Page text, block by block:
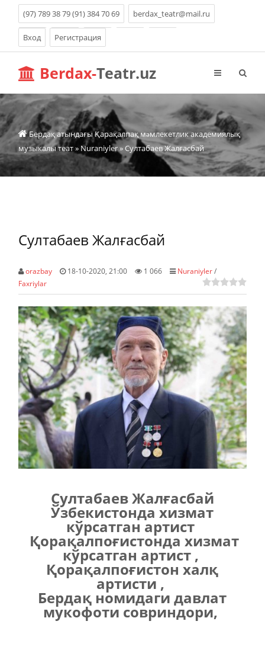
(97) 789 38 79 (91) 384 70 69 berdax_teatr@mail.ru
Вход Регистрация
Berdax-Teatr.uz
Бердақ атындағы Қарақалпақ мəмлекетлик академиялық
музыкалы теат» Nuraniyler» Султабаев Жалғасбай
Султабаев Жалғасбай
orazbay 18-10-2020, 21:00 1 066 Nuraniyler/
Faxriylar
Султабаев Жалғасбай
Ўзбекистонда хизмат
кўрсатган артист
Қорақалпоғистонда хизмат
кўрсатган артист ,
Қорақалпоғистон халқ
артисти ,
Бердақ номидаги давлат
мукофоти совриндори,